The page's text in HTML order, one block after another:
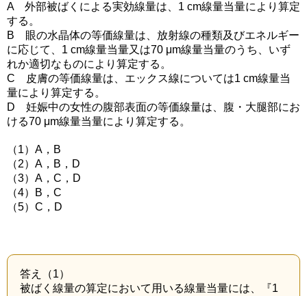
A 外部被ばくによる実効線量は、1 cm線量当量により算定
する。
B 眼の水晶体の等価線量は、放射線の種類及びエネルギー
に応じて、1 cm線量当量又は70 μm線量当量のうち、いず
れか適切なものにより算定する。
C 皮膚の等価線量は、エックス線については1 cm線量当
量により算定する。
D 妊娠中の女性の腹部表面の等価線量は、腹・大腿部にお
ける70 μm線量当量により算定する。
（1）A，B
（2）A，B，D
（3）A，C，D
（4）B，C
（5）C，D
答え（1）
被ばく線量の算定において用いる線量当量には、『1